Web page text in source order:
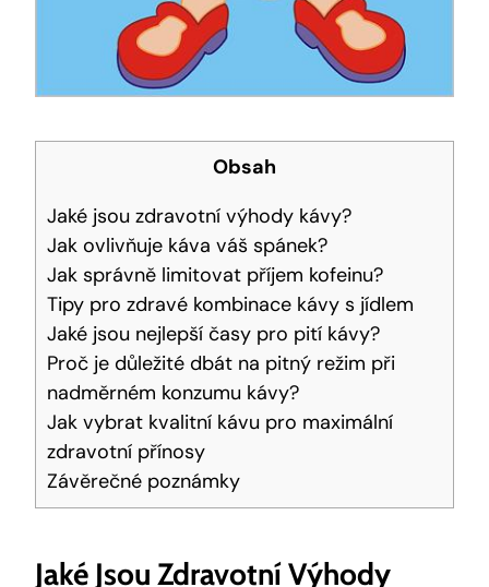
Obsah
Jaké jsou zdravotní výhody kávy?
Jak ovlivňuje káva váš spánek?
Jak správně limitovat příjem kofeinu?
Tipy pro zdravé kombinace kávy s jídlem
Jaké jsou nejlepší časy pro pití kávy?
Proč je důležité dbát na pitný režim při
nadměrném konzumu kávy?
Jak vybrat kvalitní kávu pro maximální
zdravotní přínosy
Závěrečné poznámky
Jaké Jsou Zdravotní Výhody